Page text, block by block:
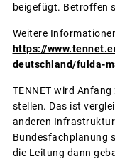
beigefügt. Betroffen
Weitere
https://
deutschland/fulda-
TENNET wird
stellen. Das ist
anderen
Bundesfachplanung
die Leitung dann